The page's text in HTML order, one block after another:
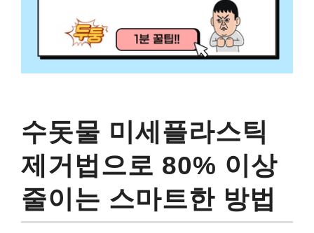
수돗물 미세플라스틱
제거법으로 80% 이상
줄이는 스마트한 방법